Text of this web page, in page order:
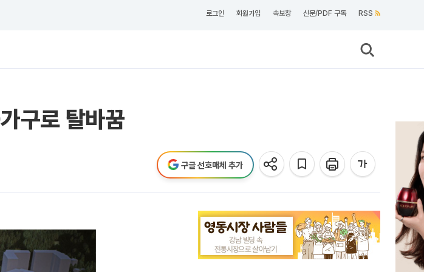
로그인 회원가입 속보창 신문/PDF 구독 RSS
구로 탈바꿈
구글 선호매체 추가